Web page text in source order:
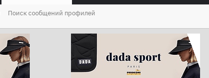
Поиск сообщений профилей